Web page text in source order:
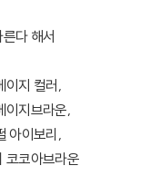
다 해서
이지 컬러,
이지브라운,
아이보리,
코코아브라운